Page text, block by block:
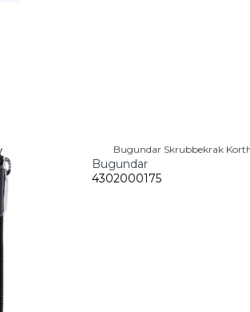
Bugundar Skrubbekrak
Bugundar
4302000175